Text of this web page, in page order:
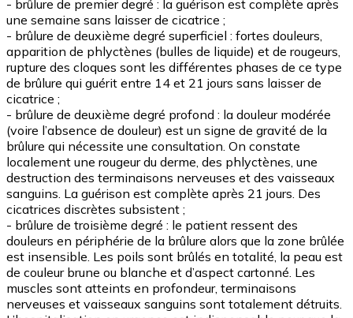
- brûlure de premier degré : la guérison est complète après
une semaine sans laisser de cicatrice ;
- brûlure de deuxième degré superficiel : fortes douleurs,
apparition de phlyctènes (bulles de liquide) et de rougeurs,
rupture des cloques sont les différentes phases de ce type
de brûlure qui guérit entre 14 et 21 jours sans laisser de
cicatrice ;
- brûlure de deuxième degré profond : la douleur modérée
(voire l’absence de douleur) est un signe de gravité de la
brûlure qui nécessite une consultation. On constate
localement une rougeur du derme, des phlyctènes, une
destruction des terminaisons nerveuses et des vaisseaux
sanguins. La guérison est complète après 21 jours. Des
cicatrices discrètes subsistent ;
- brûlure de troisième degré : le patient ressent des
douleurs en périphérie de la brûlure alors que la zone brûlée
est insensible. Les poils sont brûlés en totalité, la peau est
de couleur brune ou blanche et d’aspect cartonné. Les
muscles sont atteints en profondeur, terminaisons
nerveuses et vaisseaux sanguins sont totalement détruits.